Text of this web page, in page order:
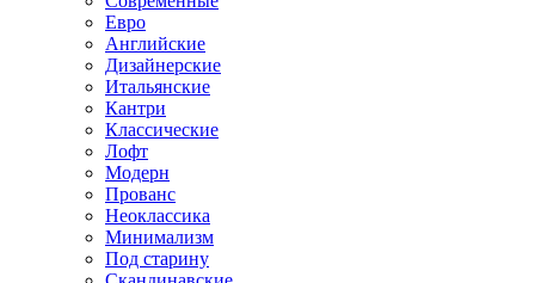
Евро
Английские
Дизайнерские
Итальянские
Кантри
Классические
Лофт
Модерн
Прованс
Неоклассика
Минимализм
Под старину